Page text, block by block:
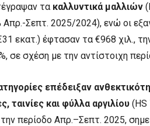
τα καλλυντικά μαλλιών
Σεπτ. 2025/2024), ενώ οι
εκατ.) έφτασαν τα €968 χιλ.,
σε σχέση με την αντίστοιχη
επέδειξαν
ταινίες και φύλλα αργιλίου (HS
περίοδο Απρ.–Σεπτ. 2025,